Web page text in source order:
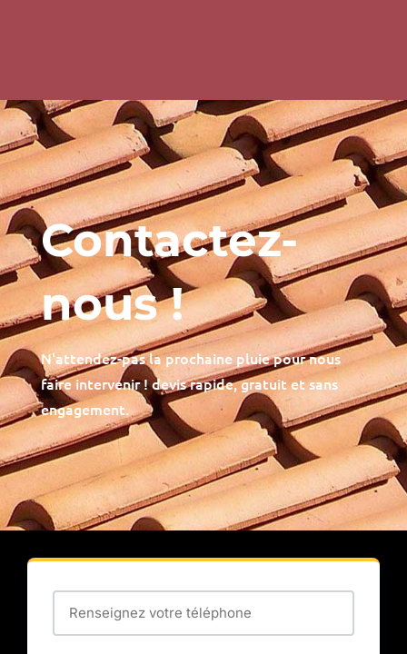
Contactez-
nous !
N'attendez-pas la prochaine pluie pour nous
faire intervenir ! devis rapide, gratuit et sans
engagement.